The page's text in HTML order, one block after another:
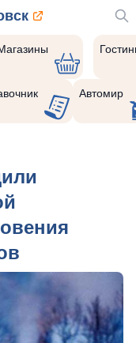
Автомир